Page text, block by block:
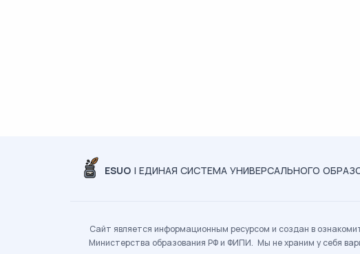
ESUO | ЕДИНАЯ СИСТЕМА УНИВЕРСАЛЬНОГО
Сайт является информационным ресурсом и создан в
Министерства образования РФ и ФИПИ. Мы не храним у себя